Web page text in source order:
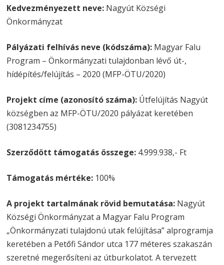
Kedvezményezett neve: Nagyút Községi
Önkormányzat
Pályázati felhívás neve (kódszáma): Magyar Falu
Program – Önkormányzati tulajdonban lévő út-,
hídépítés/felújítás – 2020 (MFP-ÖTU/2020)
Projekt címe (azonosító száma): Útfelújítás Nagyút
községben az MFP-ÖTU/2020 pályázat keretében
(3081234755)
Szerződött támogatás összege: 4.999.938,- Ft
Támogatás mértéke: 100%
A projekt tartalmának rövid bemutatása: Nagyút
Községi Önkormányzat a Magyar Falu Program
„Önkormányzati tulajdonú utak felújítása” alprogramja
keretében a Petőfi Sándor utca 177 méteres szakaszán
szeretné megerősíteni az útburkolatot. A tervezett